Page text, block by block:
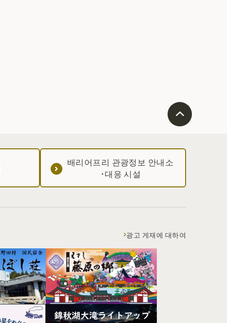
배리어프리 관광정보 안내소
·대응 시설
광고 게재에 대하여